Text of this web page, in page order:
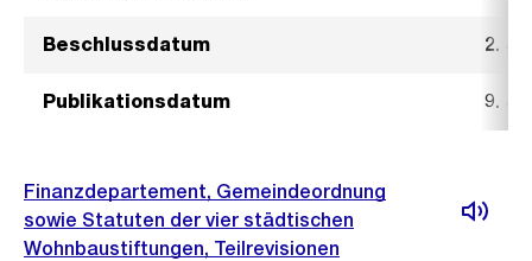
Beschlussdatum 2.
Publikationsdatum 9.
Finanzdepartement, Gemeindeordnung
sowie Statuten der vier städtischen
Wohnbaustiftungen, Teilrevisionen